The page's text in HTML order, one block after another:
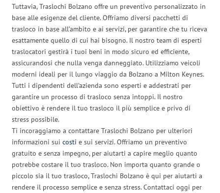
Tuttavia, Traslochi Bolzano offre un preventivo personalizzato in
base alle esigenze del cliente. Offriamo diversi pacchetti di
trasloco in base all’ambito e ai servizi, per garantire che tu riceva
esattamente quello di cui hai bisogno. Il nostro team di esperti
traslocatori gestirà i tuoi beni in modo sicuro ed efficiente,
assicurandosi che nulla venga danneggiato. Utilizziamo veicoli
moderni ideali per il lungo viaggio da Bolzano a Milton Keynes.
Tutti i dipendenti dell’azienda sono esperti e addestrati per
garantire un processo di trasloco senza intoppi. Il nostro
obiettivo è rendere il tuo trasloco il più semplice e privo di
stress possibile.
Ti incoraggiamo a contattare Traslochi Bolzano per ulteriori
informazioni sui costi e sui servizi. Offriamo un preventivo
gratuito e senza impegno, per aiutarti a capire meglio quanto
potrebbe costare il tuo trasloco. Non importa quanto grande o
piccolo sia il tuo trasloco, Traslochi Bolzano è qui per aiutarti a
rendere il processo semplice e senza stress. Contattaci oggi per